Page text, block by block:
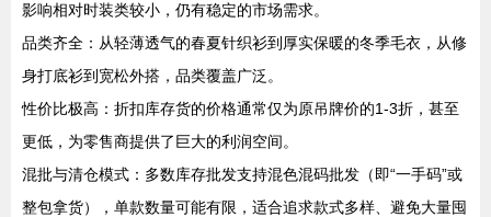
影响相对时装类较小，仍有稳定的市场需求。
品类齐全：从轻薄透气的春夏针织衫到厚实保暖的冬季毛衣，从修
身打底衫到宽松外搭，品类覆盖广泛。
性价比极高：折扣库存货的价格通常仅为原吊牌价的1-3折，甚至
更低，为零售商提供了巨大的利润空间。
混批与清仓模式：多数库存批发支持混色混码批发（即“一手码”或
整包拿货），单款数量可能有限，适合追求款式多样、避免大量囤